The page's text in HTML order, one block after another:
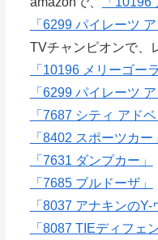
「6299 パイレーツ
TVチャンピオンで、
「10196 メリーゴー
「6299 パイレーツ
「7687 シティ アド
「8402 スポーツカー
「7631 ダンプカー」
「7685 ブルドーザ」
「8037 アナキンの
「8087 TIEディフェ